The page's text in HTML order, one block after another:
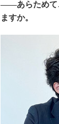
――あらためて
ますか。